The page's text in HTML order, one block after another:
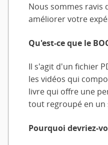
Nous sommes
améliorer votre
Qu'est-ce que le
Il s'agit d'un fichier
les vidéos qui
livre qui offre une
tout regroupé en un
Pourquoi devriez-